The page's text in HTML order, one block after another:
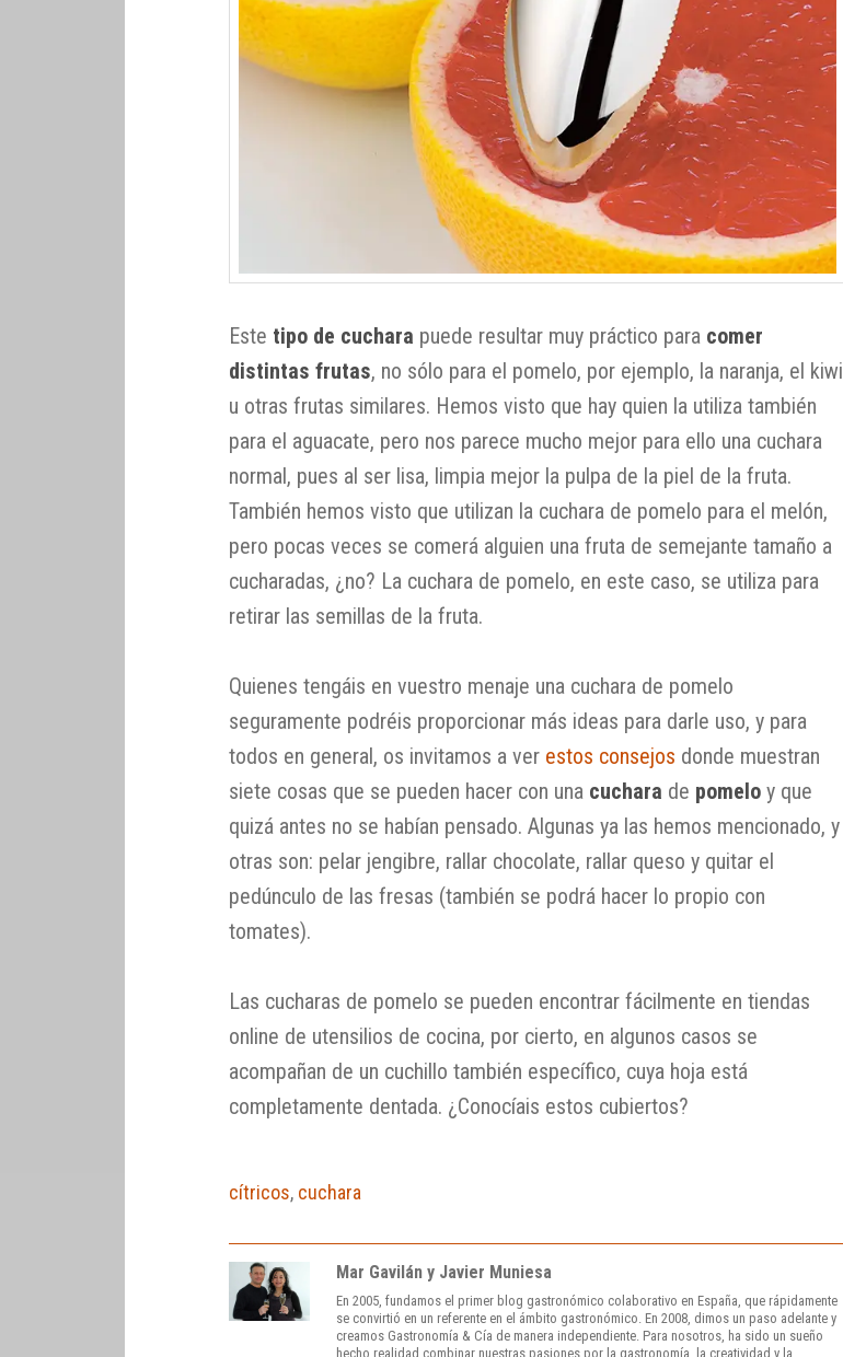
Este tipo de cuchara puede resultar muy práctico para comer
distintas frutas, no sólo para el pomelo, por ejemplo, la naranja, el kiwi
u otras frutas similares. Hemos visto que hay quien la utiliza también
para el aguacate, pero nos parece mucho mejor para ello una cuchara
normal, pues al ser lisa, limpia mejor la pulpa de la piel de la fruta.
También hemos visto que utilizan la cuchara de pomelo para el melón,
pero pocas veces se comerá alguien una fruta de semejante tamaño a
cucharadas, ¿no? La cuchara de pomelo, en este caso, se utiliza para
retirar las semillas de la fruta.
Quienes tengáis en vuestro menaje una cuchara de pomelo
seguramente podréis proporcionar más ideas para darle uso, y para
todos en general, os invitamos a ver estos consejos donde muestran
siete cosas que se pueden hacer con una cuchara de pomelo y que
quizá antes no se habían pensado. Algunas ya las hemos mencionado, y
otras son: pelar jengibre, rallar chocolate, rallar queso y quitar el
pedúnculo de las fresas (también se podrá hacer lo propio con
tomates).
Las cucharas de pomelo se pueden encontrar fácilmente en tiendas
online de utensilios de cocina, por cierto, en algunos casos se
acompañan de un cuchillo también específico, cuya hoja está
completamente dentada. ¿Conocíais estos cubiertos?
cítricos, cuchara
Mar Gavilán y Javier Muniesa
En 2005, fundamos el primer blog gastronómico colaborativo en España, que rápidamente
se convirtió en un referente en el ámbito gastronómico. En 2008, dimos un paso adelante y
creamos Gastronomía & Cía de manera independiente. Para nosotros, ha sido un sueño
hecho realidad combinar nuestras pasiones por la gastronomía, la creatividad y la